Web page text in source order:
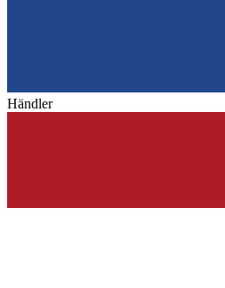
Händler